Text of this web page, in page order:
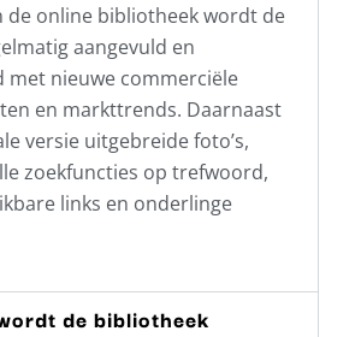
de online bibliotheek wordt de
aangevuld en
met nieuwe commerciële
en markttrends. Daarnaast
versie uitgebreide foto’s,
zoekfuncties op trefwoord,
links en onderlinge
de bibliotheek